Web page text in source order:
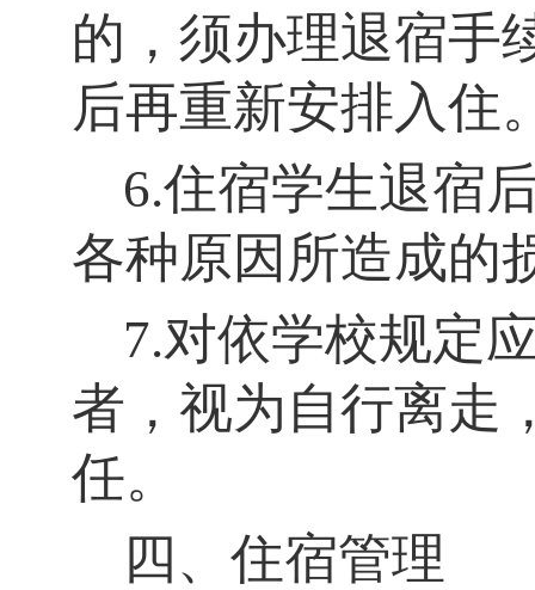
的，须办理退宿手
后再重新安排入住
6.住宿学生退宿
各种原因所造成的
7.对依学校规定
者，视为自行离走
任。
四、住宿管理